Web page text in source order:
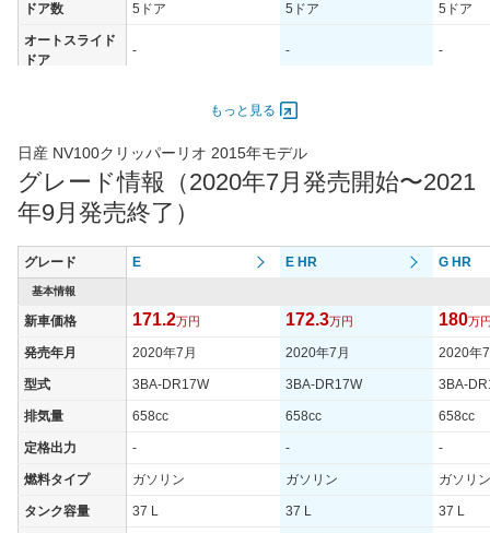
ドア数 5ドア 5ドア 5ドア
オートスライド
ドア
- - -
47.00 [64]/ 6,000 47.00 [64]/ 6,000
最高トルク 95 [9.7]/ 4,400 95 [9.7]/ 4,400
過給機 TB TB TB
タイヤ
(前)
165/60R14 75H 165/60R14 75H 165/
タイヤサイズ
(後)
街地)
11.6km/L 11.6km/L 11.5km/
WLTCモード(郊
外)
WLTCモード(高
13.7km/L 13.7km/L 13.8km/
もっと見る
日産 NV100クリッパーリオ 2015年モデル
グレード情報（2020年7月発売開始〜2021
年9月発売終了）
グレード E E HR G HR
基本情報
新車価格 171.2万円 172.3万円 180万
発売年月 2020年7月 2020年7月 2020年
型式 3BA-DR17W 3BA-DR17W 3BA-
排気量 658cc 658cc 658cc
定格出力 - - -
燃料タイプ ガソリン ガソリン ガソリン
タンク容量 37 L 37 L 37 L